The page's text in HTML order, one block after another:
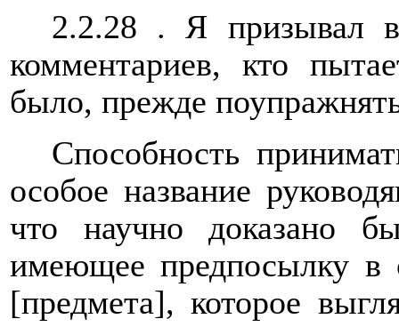
2.2.28 . Я призывал
комментариев, кто
было, прежде
Способность
особое название
что научно доказано
имеющее предпосылку в
[предмета], которое